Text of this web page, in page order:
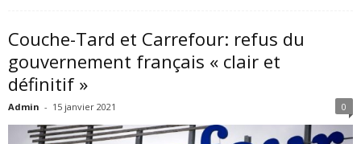
Couche-Tard et Carrefour: refus du
gouvernement français « clair et
définitif »
Admin - 15 janvier 2021 0